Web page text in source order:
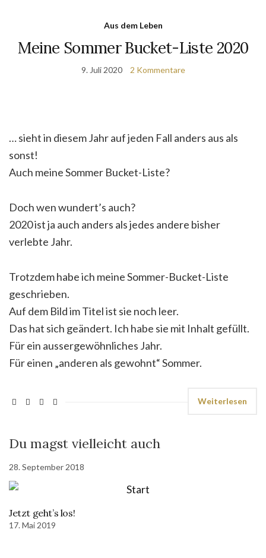
Aus dem Leben
Meine Sommer Bucket-Liste 2020
9. Juli 2020 2 Kommentare
… sieht in diesem Jahr auf jeden Fall anders aus als
sonst!
Auch meine Sommer Bucket-Liste?
Doch wen wundert’s auch?
2020 ist ja auch anders als jedes andere bisher
verlebte Jahr.
Trotzdem habe ich meine Sommer-Bucket-Liste
geschrieben.
Auf dem Bild im Titel ist sie noch leer.
Das hat sich geändert. Ich habe sie mit Inhalt gefüllt.
Für ein aussergewöhnliches Jahr.
Für einen „anderen als gewohnt“ Sommer.
Weiterlesen
Du magst vielleicht auch
28. September 2018
Jetzt geht’s los!
17. Mai 2019